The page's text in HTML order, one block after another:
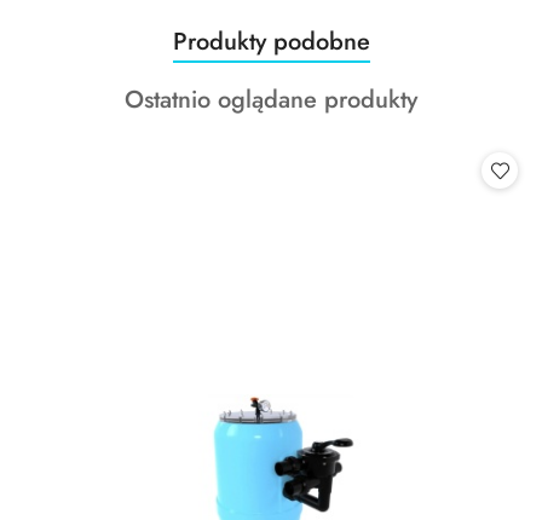
Pomiń karuzelę produktów
Produkty
o
statusie:
Produkty podobne
Produkty
Ostatnio oglądane produkty